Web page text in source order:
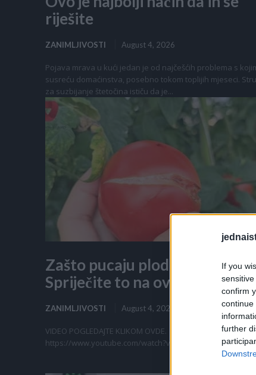
If you
confirm
continue
further
riješite
ZANIMLJIVOSTI August 4, 2026
Pojava mrava u kući jedan je od najčešćih problema s
susreću domaćinstva, posebno tokom toplijih mjeseci.
za suzbijanje štetočina ističu da je...
Zašto pucaju plodovi
Spriječite to na ovaj način!
ZANIMLJIVOSTI August 4, 2026
VIDEO POGLEDAJTE KLIKOM OVDE.
https://www.youtube.com/watch?v=VS2F1pYjnF4